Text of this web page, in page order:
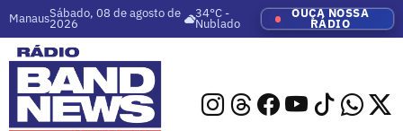
ManausSábado, 08 de agosto de
2026
34°C -
Nublado
OUÇA NOSSA
RÁDIO